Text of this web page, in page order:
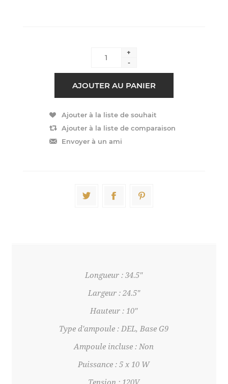
+
-
Longueur : 34.5"
Largeur : 24.5"
Hauteur : 10"
Type d'ampoule : DEL, Base G9
Ampoule incluse : Non
Puissance : 5 x 10 W